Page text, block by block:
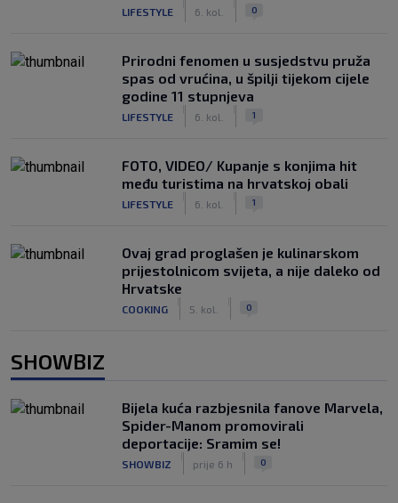
LIFESTYLE 6. kol. 0
Prirodni fenomen u susjedstvu pruža
spas od vrućina, u špilji tijekom cijele
godine 11 stupnjeva
LIFESTYLE 6. kol. 1
FOTO, VIDEO/ Kupanje s konjima hit
među turistima na hrvatskoj obali
LIFESTYLE 6. kol. 1
Ovaj grad proglašen je kulinarskom
prijestolnicom svijeta, a nije daleko od
Hrvatske
COOKING 5. kol. 0
SHOWBIZ
Bijela kuća razbjesnila fanove Marvela,
Spider-Manom promovirali
deportacije: Sramim se!
SHOWBIZ prije 6 h 0